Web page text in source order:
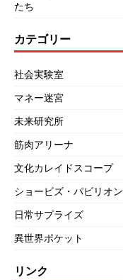
たち
カテゴリー
社会実験室
マネー迷宮
未来研究所
筋肉アリーナ
文化カレイドスコープ
ショービズ・パビリオン
日常サプライズ
異世界ポケット
リンク